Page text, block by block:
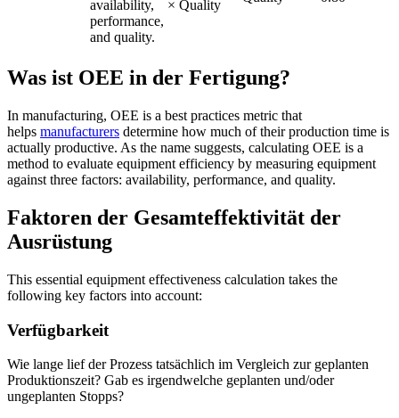
Vorbeugende Wartung
Wiederkehrende Arbeiten planen, Ausfälle vermeiden
Life Sciences
GxP, 21 CFR Part 11, validierungsbereit
availability,
performance,
and quality.
× Quality
Was ist OEE in der Fertigung?
In manufacturing, OEE is a best practices metric that
helps manufacturers determine how much of their production time is
actually productive. As the name suggests, calculating OEE is a
method to evaluate equipment efficiency by measuring equipment
against three factors: availability, performance, and quality.
Faktoren der Gesamteffektivität der
Ausrüstung
This essential equipment effectiveness calculation takes the
following key factors into account:
Verfügbarkeit
Wie lange lief der Prozess tatsächlich im Vergleich zur geplanten
Produktionszeit? Gab es irgendwelche geplanten und/oder
ungeplanten Stopps?